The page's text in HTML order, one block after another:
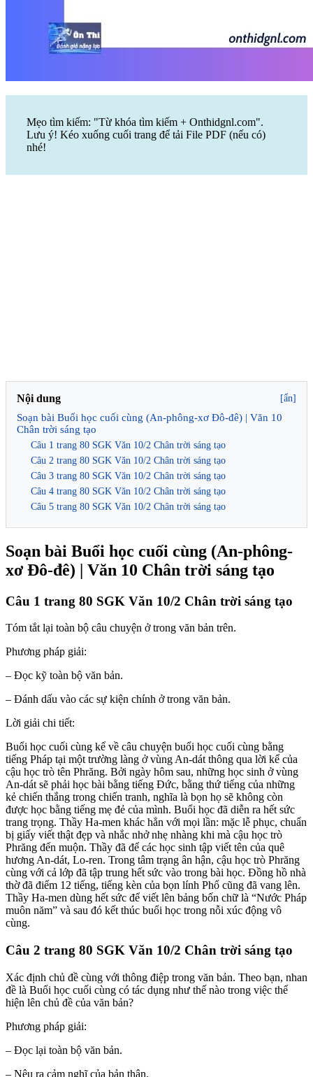
Mẹo tìm kiếm: "Từ khóa tìm kiếm + Onthidgnl.com".
Lưu ý! Kéo xuống cuối trang để tải File PDF (nếu có)
nhé!
Nội dung [ẩn]
Soạn bài Buổi học cuối cùng (An-phông-xơ Đô-đê) | Văn 10
Chân trời sáng tạo
Câu 1 trang 80 SGK Văn 10/2 Chân trời sáng tạo
Câu 2 trang 80 SGK Văn 10/2 Chân trời sáng tạo
Câu 3 trang 80 SGK Văn 10/2 Chân trời sáng tạo
Câu 4 trang 80 SGK Văn 10/2 Chân trời sáng tạo
Câu 5 trang 80 SGK Văn 10/2 Chân trời sáng tạo
Soạn bài Buổi học cuối cùng (An-phông-
xơ Đô-đê) | Văn 10 Chân trời sáng tạo
Câu 1 trang 80 SGK Văn 10/2 Chân trời sáng tạo
Tóm tắt lại toàn bộ câu chuyện ở trong văn bản trên.
Phương pháp giải:
– Đọc kỹ toàn bộ văn bản.
– Đánh dấu vào các sự kiện chính ở trong văn bản.
Lời giải chi tiết:
Buổi học cuối cùng kể về câu chuyện buổi học cuối cùng bằng
tiếng Pháp tại một trường làng ở vùng An-dát thông qua lời kể của
cậu học trò tên Phrăng. Bởi ngày hôm sau, những học sinh ở vùng
An-dát sẽ phải học bài bằng tiếng Đức, bằng thứ tiếng của những
kẻ chiến thắng trong chiến tranh, nghĩa là bọn họ sẽ không còn
được học bằng tiếng mẹ đẻ của mình. Buổi học đã diễn ra hết sức
trang trọng. Thầy Ha-men khác hẳn với mọi lần: mặc lễ phục, chuẩn
bị giấy viết thật đẹp và nhắc nhở nhẹ nhàng khi mà cậu học trò
Phrăng đến muộn. Thầy đã để các học sinh tập viết tên của quê
hương An-dát, Lo-ren. Trong tâm trạng ân hận, cậu học trò Phrăng
cùng với cả lớp đã tập trung hết sức vào trong bài học. Đồng hồ nhà
thờ đã điểm 12 tiếng, tiếng kèn của bọn lính Phổ cũng đã vang lên.
Thầy Ha-men dùng hết sức để viết lên bảng bốn chữ là “Nước Pháp
muôn năm” và sau đó kết thúc buổi học trong nỗi xúc động vô
cùng.
Câu 2 trang 80 SGK Văn 10/2 Chân trời sáng tạo
Xác định chủ đề cùng với thông điệp trong văn bản. Theo bạn, nhan
đề là Buổi học cuối cùng có tác dụng như thế nào trong việc thể
hiện lên chủ đề của văn bản?
Phương pháp giải:
– Đọc lại toàn bộ văn bản.
– Nêu ra cảm nghĩ của bản thân.